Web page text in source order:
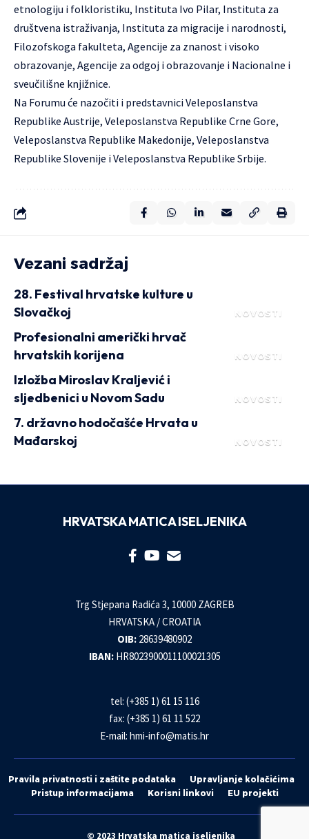
etnologiju i folkloristiku, Instituta Ivo Pilar, Instituta za
društvena istraživanja, Instituta za migracije i narodnosti,
Filozofskoga fakulteta, Agencije za znanost i visoko
obrazovanje, Agencije za odgoj i obrazovanje i Nacionalne i
sveučilišne knjižnice.
Na Forumu će nazočiti i predstavnici Veleposlanstva
Republike Austrije, Veleposlanstva Republike Crne Gore,
Veleposlanstva Republike Makedonije, Veleposlanstva
Republike Slovenije i Veleposlanstva Republike Srbije.
Vezani sadržaj
NOVOSTI
28. Festival hrvatske kulture u
Slovačkoj
NOVOSTI
Profesionalni američki hrvač
hrvatskih korijena
NOVOSTI
Izložba Miroslav Kraljević i
sljedbenici u Novom Sadu
NOVOSTI
7. državno hodočašće Hrvata u
Mađarskoj
HRVATSKA MATICA ISELJENIKA
Trg Stjepana Radića 3, 10000 ZAGREB
HRVATSKA / CROATIA
OIB: 28639480902
IBAN: HR8023900011100021305
tel: (+385 1) 61 15 116
fax: (+385 1) 61 11 522
E-mail: hmi-info@matis.hr
Pravila privatnosti i zaštite podataka
Upravljanje kolačićima
Pristup informacijama
Korisni linkovi EU projekti
© 2023 Hrvatska matica iseljenika